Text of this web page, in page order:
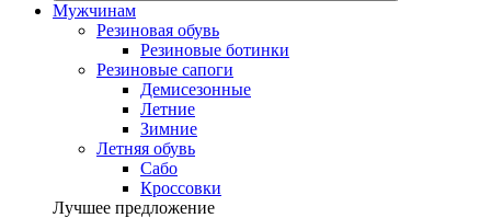
Мужчинам
Резиновая обувь
Резиновые ботинки
Резиновые сапоги
Демисезонные
Летние
Зимние
Летняя обувь
Сабо
Кроссовки
Лучшее предложение